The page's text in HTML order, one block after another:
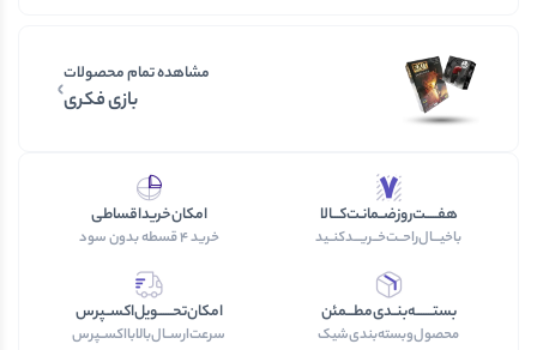
مشاهده تمام محصولات
بازی فکری
هفـــــت‌روز‌ضــمانـت‌کـــالا
با‌خیـــال‌راحــت‌‌‌خــریـــد‌کنــید
امکان‌خرید‎‌اقساطی
خرید‌ 4 قسطه بدون سود
بستـــــــه‌بنــدی‌مطـــمئن
محصول‌و‌بسته‌بندی‌‌شیک
امکان‌تحــــــویل‌اکســپرس
سرعت‌ارســال‌بالابااکســپرس